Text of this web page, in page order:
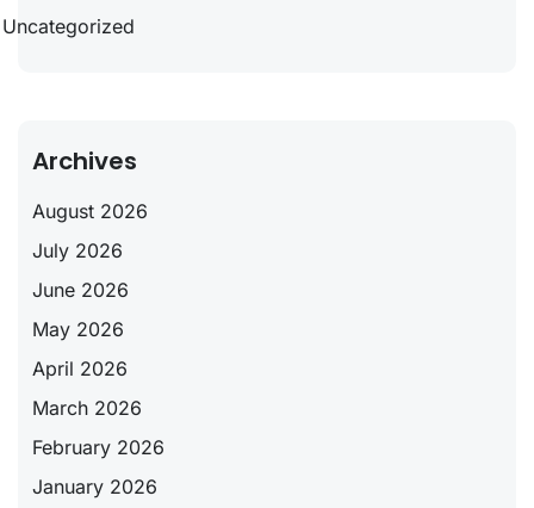
Uncategorized
Archives
August 2026
July 2026
June 2026
May 2026
April 2026
March 2026
February 2026
January 2026